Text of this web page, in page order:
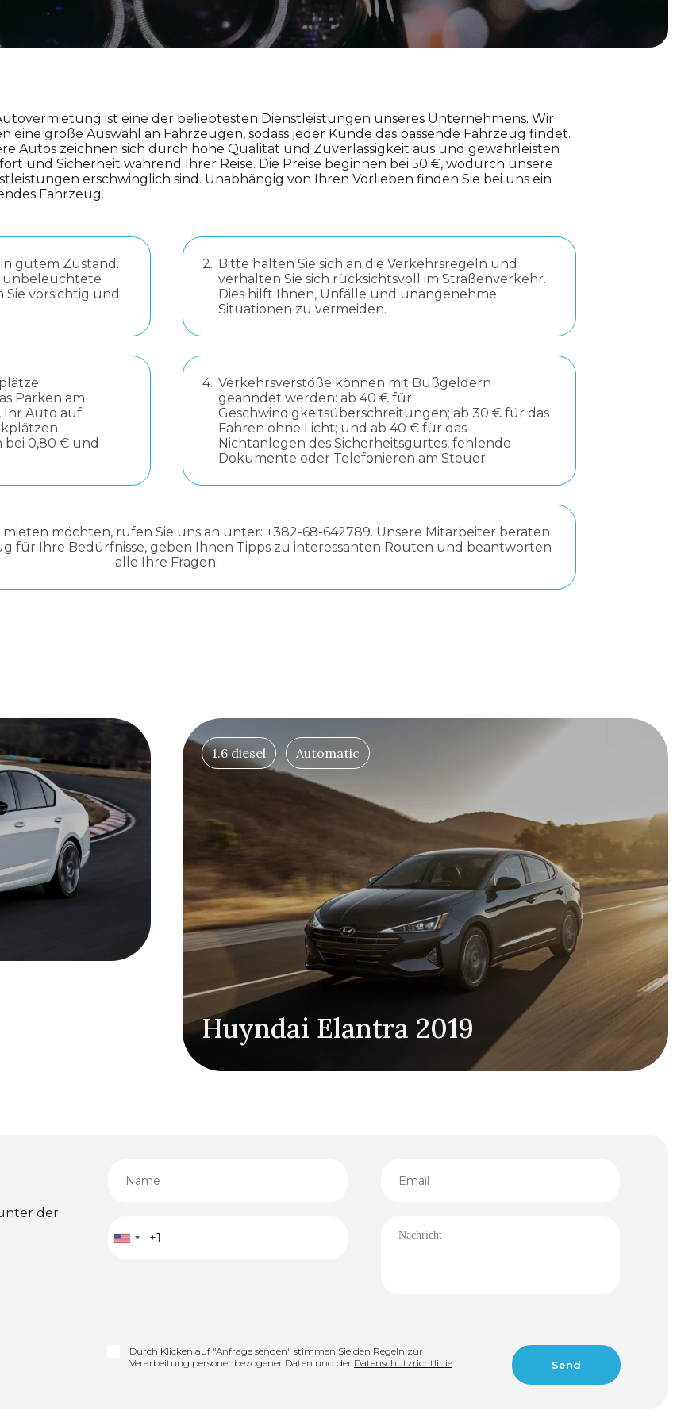
ist eine der beliebtesten Dienstleistungen unseres Unternehmens. Wir
eine große Auswahl an Fahrzeugen, sodass jeder Kunde das passende Fahrzeug findet.
Autos zeichnen sich durch hohe Qualität und Zuverlässigkeit aus und gewährleisten
und Sicherheit während Ihrer Reise. Die Preise beginnen bei 50 €, wodurch unsere
erschwinglich sind. Unabhängig von Ihren Vorlieben finden Sie bei uns ein
Fahrzeug.
gutem Zustand.
unbeleuchtete
vorsichtig und
2. Bitte halten Sie sich an die Verkehrsregeln und
verhalten Sie sich rücksichtsvoll im Straßenverkehr.
Dies hilft Ihnen, Unfälle und unangenehme
Situationen zu vermeiden.
Parken am
Ihr Auto auf
bei 0,80 € und
4. Verkehrsverstöße können mit Bußgeldern
geahndet werden: ab 40 € für
Geschwindigkeitsüberschreitungen; ab 30 € für das
Fahren ohne Licht; und ab 40 € für das
Nichtanlegen des Sicherheitsgurtes, fehlende
Dokumente oder Telefonieren am Steuer.
möchten, rufen Sie uns an unter: +382-68-642789. Unsere Mitarbeiter beraten
für Ihre Bedürfnisse, geben Ihnen Tipps zu interessanten Routen und beantworten
alle Ihre Fragen.
1.6 diesel Automatic
Huyndai Elantra 2019
der
Durch Klicken auf "Anfrage senden" stimmen Sie den Regeln zur
Verarbeitung personenbezogener Daten und der Datenschutzrichtlinie